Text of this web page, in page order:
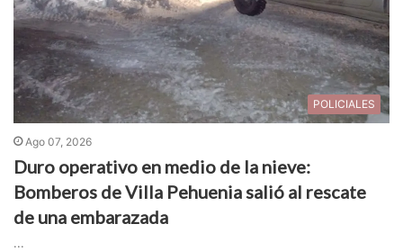
POLICIALES
Ago 07, 2026
Duro operativo en medio de la nieve:
Bomberos de Villa Pehuenia salió al rescate
de una embarazada
...